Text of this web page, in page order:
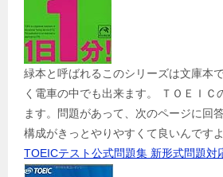
緑本と呼ばれるこのシリーズは文庫本
く電車の中でも出来ます。 ＴＯＥＩＣ
ます。問題があって、次のページに回
構成がきっとやりやすくて良いんですよ
TOEICテスト公式問題集 新形式問題対